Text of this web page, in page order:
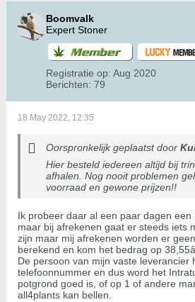
Boomvalk
Expert Stoner
Registratie op: Aug 2020
Berichten: 79
18 May 2022, 12:35
Oorspronkelijk geplaatst door
Hier besteld iedereen altijd bij
afhalen. Nog nooit problemen
voorraad en gewone prijzen!!
Ik probeer daar al een paar dagen een
maar bij afrekenen gaat er steeds iets
zijn maar mij afrekenen worden er
berekend en kom het bedrag op
De persoon van mijn vaste leverancier
telefoonnummer en dus word het
potgrond goed is, of op 1 of andere
all4plants kan bellen.